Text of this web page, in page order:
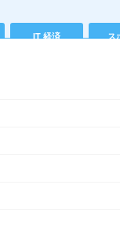
IT 経済 ス